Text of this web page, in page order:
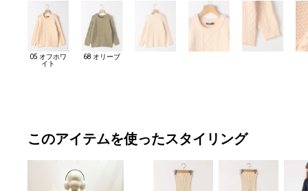
05 オフホワ
イト
68 オリーブ
このアイテムを使ったスタイリング